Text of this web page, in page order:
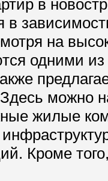
в
на
одними
можно
жилые
Кроме